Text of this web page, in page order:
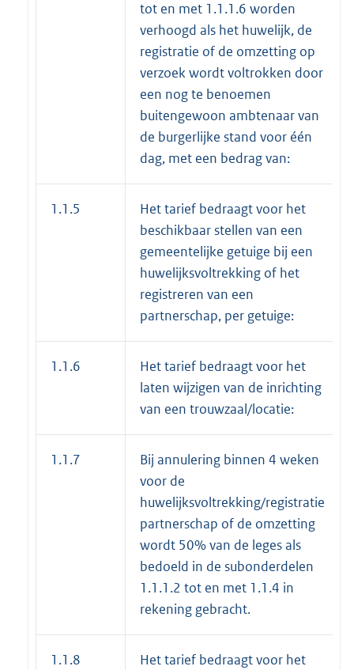
tot en met 1.1.1.6 worden
verhoogd als het huwelijk, de
registratie of de omzetting op
verzoek wordt voltrokken door
een nog te benoemen
buitengewoon ambtenaar van
de burgerlijke stand voor één
dag, met een bedrag van:
1.1.5
Het tarief bedraagt voor het
beschikbaar stellen van een
gemeentelijke getuige bij een
huwelijksvoltrekking of het
registreren van een
partnerschap, per getuige:
1.1.6
Het tarief bedraagt voor het
laten wijzigen van de inrichting
van een trouwzaal/locatie:
1.1.7
Bij annulering binnen 4 weken
voor de
huwelijksvoltrekking/registratie
partnerschap of de omzetting
wordt 50% van de leges als
bedoeld in de subonderdelen
1.1.1.2 tot en met 1.1.4 in
rekening gebracht.
1.1.8
Het tarief bedraagt voor het